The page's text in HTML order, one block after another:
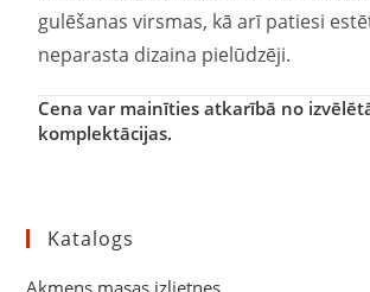
gulēšanas virsmas, kā arī patiesi
neparasta dizaina pielūdzēji.
Cena var mainīties atkarībā no
komplektācijas.
Katalogs
Akmens masas izlietnes